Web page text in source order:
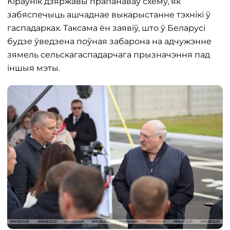
забяспечыць ашчаднае выкарыстанне тэхнікі ў
гаспадарках. Таксама ён заявіў, што ў Беларусі
будзе ўведзена поўная забарона на адчужэнне
зямель сельскагаспадарчага прызначэння пад
іншыя мэты.